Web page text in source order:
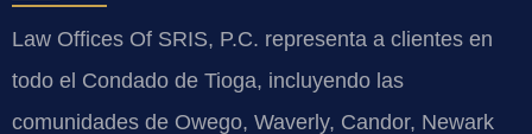
Law Offices Of SRIS, P.C. representa a clientes en
todo el Condado de Tioga, incluyendo las
comunidades de Owego, Waverly, Candor, Newark